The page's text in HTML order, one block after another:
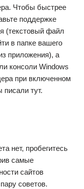
Чтобы быстрее
поддержке
(текстовый файл
в папке вашего
приложения), а
консоли Windows
при включенном
тут.
нет, пробегитесь
самые
сайтов
советов.